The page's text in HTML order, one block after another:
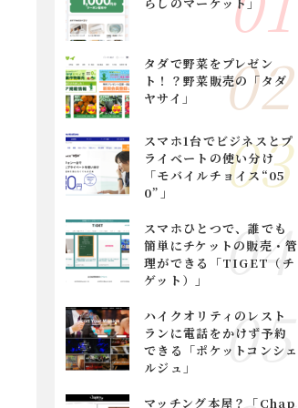
タダで野菜をプレゼン
ト！？野菜販売の「タダ
ヤサイ」
スマホ1台でビジネスとプ
ライベートの使い分け
「モバイルチョイス“05
0”」
スマホひとつで、誰でも
簡単にチケットの販売・管
理ができる「TIGET（チ
ゲット）」
ハイクオリティのレスト
ランに電話をかけず予約
できる「ポケットコンシェ
ルジュ」
マッチング本屋？「Chap